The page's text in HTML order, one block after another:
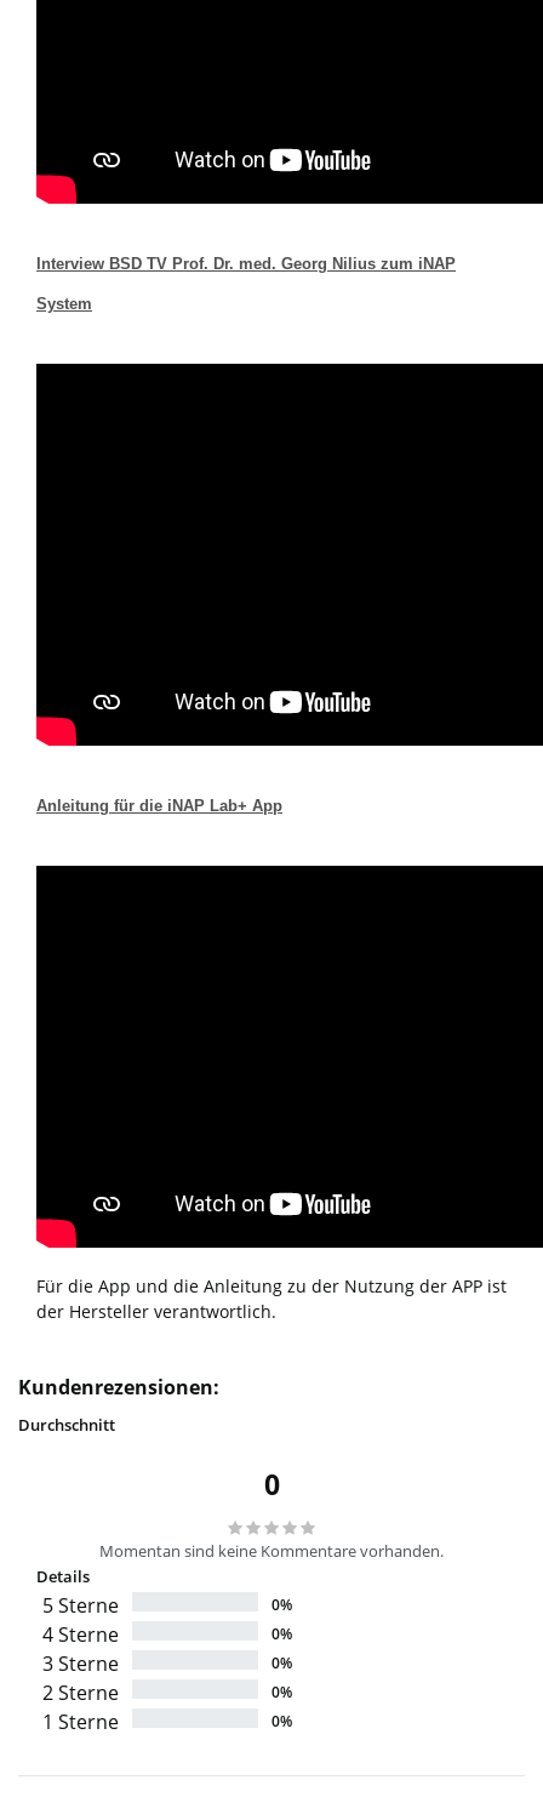
Interview BSD TV Prof. Dr. med. Georg Nilius zum iNAP
System
Anleitung für die iNAP Lab+ App
Für die App und die Anleitung zu der Nutzung der APP ist
der Hersteller verantwortlich.
Kundenrezensionen:
Durchschnitt
0
Momentan sind keine Kommentare vorhanden.
Details
5 Sterne 0%
4 Sterne 0%
3 Sterne 0%
2 Sterne 0%
1 Sterne 0%